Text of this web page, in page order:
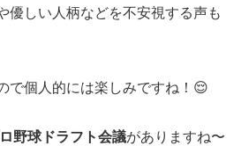
優しい人柄などを不安視する声も
で個人的には楽しみですね！😌
野球ドラフト会議がありますね〜